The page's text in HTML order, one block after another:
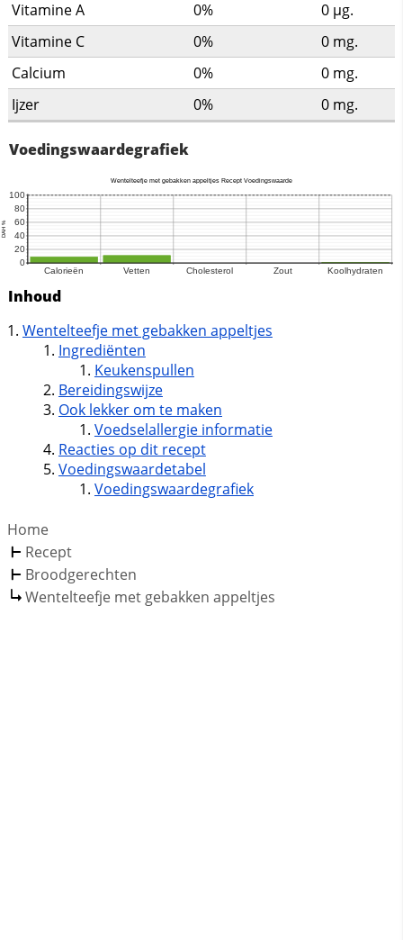
Vitamine A 0% 0 µg.
Vitamine C
0% 0 mg.
Calcium
0% 0 mg.
Ijzer
0% 0 mg.
Voedingswaardegrafiek
Inhoud
Wentelteefje met gebakken appeltjes
Ingrediënten
Keukenspullen
Bereidingswijze
Ook lekker om te maken
Voedselallergie informatie
Reacties op dit recept
Voedingswaardetabel
Voedingswaardegrafiek
Home
Recept
Broodgerechten
Wentelteefje met gebakken appeltjes